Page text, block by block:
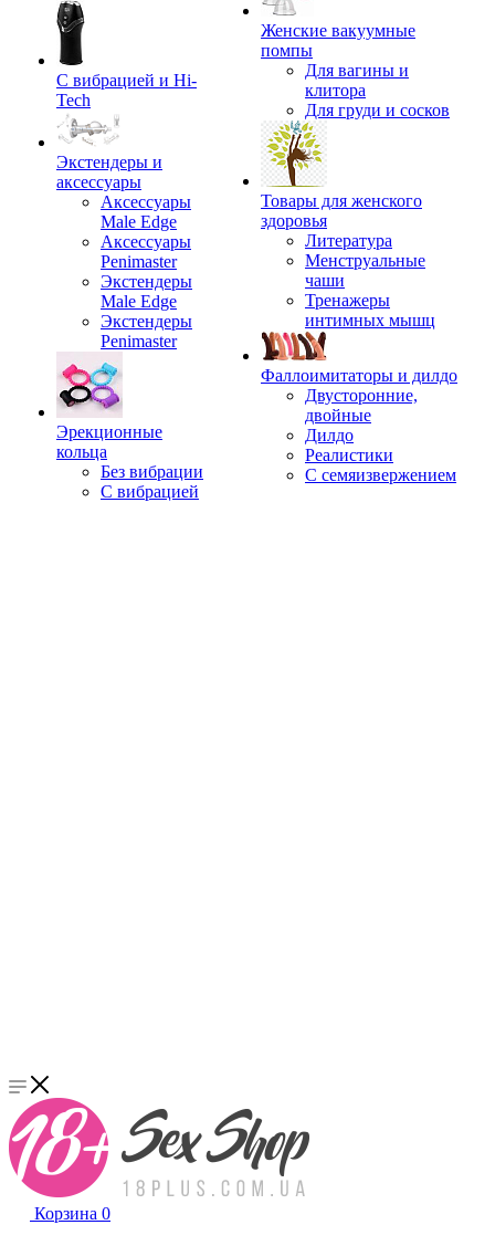
С вибрацией и Hi-
Tech
Экстендеры и
аксессуары
Аксессуары
Male Edge
Аксессуары
Penimaster
Экстендеры
Male Edge
Экстендеры
Penimaster
Эрекционные
кольца
Без вибрации
С вибрацией
Женские вакуумные
помпы
Для вагины и
клитора
Для груди и сосков
Товары для женского
здоровья
Литература
Менструальные
чаши
Тренажеры
интимных мышц
Фаллоимитаторы и дилдо
Двусторонние,
двойные
Дилдо
Реалистики
С семяизвержением
Корзина 0